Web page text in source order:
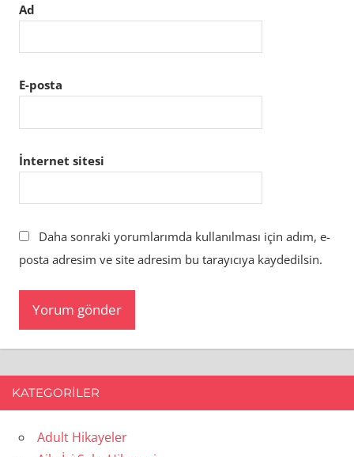
Ad
E-posta
İnternet sitesi
Daha sonraki yorumlarımda kullanılması için adım, e-
posta adresim ve site adresim bu tarayıcıya kaydedilsin.
KATEGORILER
Adult Hikayeler